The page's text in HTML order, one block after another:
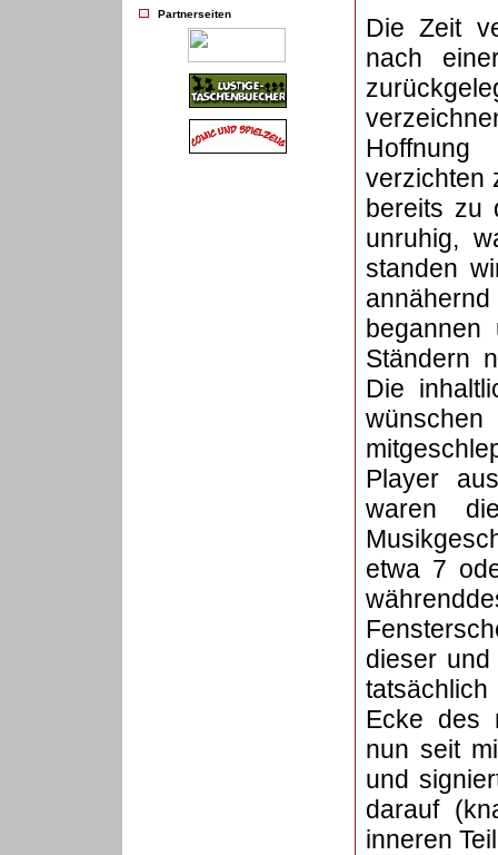
Partnerseiten
Die Zeit
nach
verzichten
bereits zu
unruhig,
standen
Ständern
Die
Player
waren
etwa 7
dieser
Ecke des
nun seit
und
darauf
inneren